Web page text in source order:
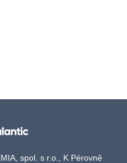
spol. s r.o., K Pérovně